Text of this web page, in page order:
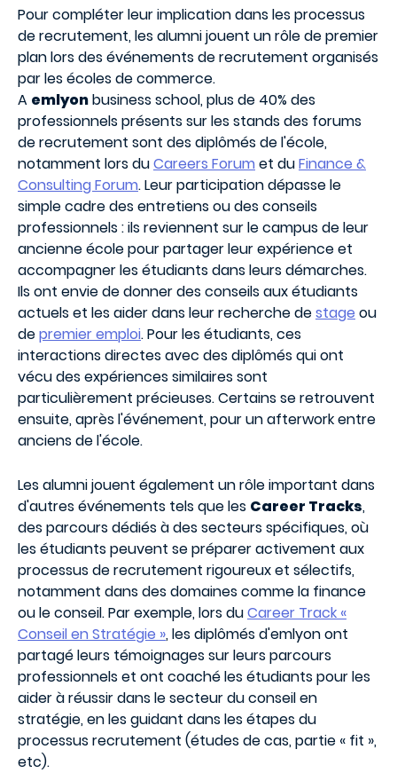
Pour compléter leur implication dans les processus
de recrutement, les alumni jouent un rôle de premier
plan lors des événements de recrutement organisés
par les écoles de commerce.
A emlyonbusiness school, plus de 40% des
professionnels présents sur les stands des forums
de recrutement sont des diplômés de l'école,
notamment lors duCareers Forumet duFinance &
Consulting Forum. Leur participation dépasse le
simple cadre des entretiens ou des conseils
professionnels : ils reviennent sur le campus de leur
ancienne école pour partager leur expérience et
accompagner les étudiants dans leurs démarches.
Ils ont envie de donner des conseils aux étudiants
actuels et les aider dans leur recherche destage ou
depremier emploi. Pour les étudiants, ces
interactions directes avec des diplômés qui ont
vécu des expériences similaires sont
particulièrement précieuses. Certains se retrouvent
ensuite, après l'événement, pour un afterwork entre
anciens de l'école.
Les alumni jouent également un rôle important dans
d'autres événements tels que les Career Tracks,
des parcours dédiés à des secteurs spécifiques, où
les étudiants peuvent se préparer activement aux
processus de recrutement rigoureux et sélectifs,
notamment dans des domaines comme la finance
ou le conseil. Par exemple, lors duCareer Track «
Conseil en Stratégie », les diplômés d'emlyon ont
partagé leurs témoignages sur leurs parcours
professionnels et ont coaché les étudiants pour les
aider à réussir dans le secteur du conseil en
stratégie, en les guidant dans les étapes du
processus recrutement (études de cas, partie « fit »,
etc).